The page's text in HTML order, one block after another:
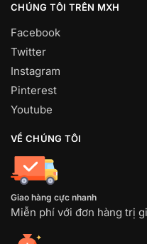
CHÚNG TÔI TRÊN MXH
Facebook
Twitter
Instagram
Pinterest
Youtube
VỀ CHÚNG TÔI
Giao hàng cực nhanh
Miễn phí với đơn hàng trị